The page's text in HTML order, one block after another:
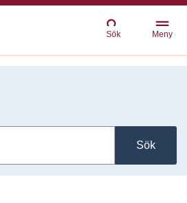
Sök Meny
Sök